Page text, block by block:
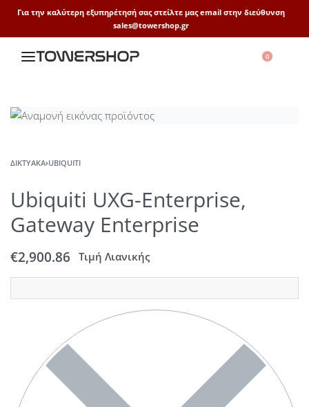
Για την καλύτερη εξυπηρέτησή σας στείλτε μας email στην διεύθυνση
sales@towershop.gr
0
ΔΙΚΤΥΑΚΆ›UBIQUITI
Ubiquiti UXG-Enterprise,
Gateway Enterprise
€2,900.86 Τιμή Λιανικής